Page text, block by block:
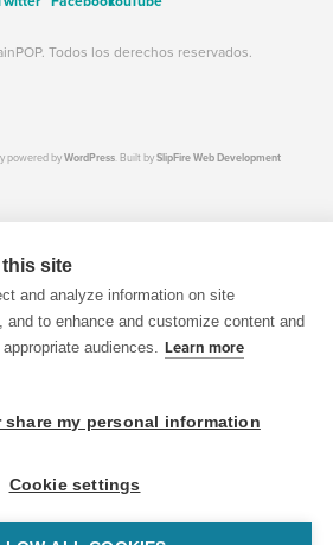
Todos los derechos reservados.
powered byWordPress. Built bySlipFire Web Development
site
and analyze information on site
and to enhance and customize content and
audiences. Learn more
share my personal information
Cookie settings